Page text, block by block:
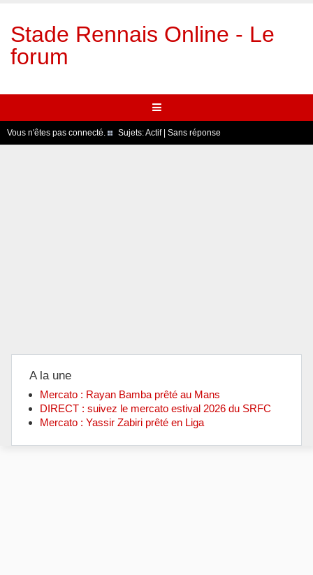
Stade Rennais Online - Le
forum
Vous n'êtes pas connecté. Sujets:Actif| Sans réponse
A la une
Mercato : Rayan Bamba prêté au Mans
DIRECT : suivez le mercato estival 2026 du SRFC
Mercato : Yassir Zabiri prêté en Liga